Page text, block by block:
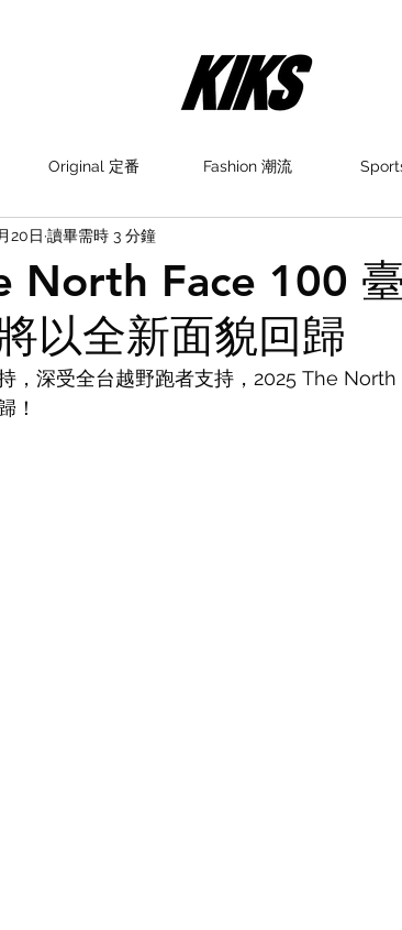
Original 定番 Fashion 潮流
North Face 100
以全新面貌回歸
20日 讀畢需時 3 分鐘
，深受全台越野跑者支持，2025 The
！